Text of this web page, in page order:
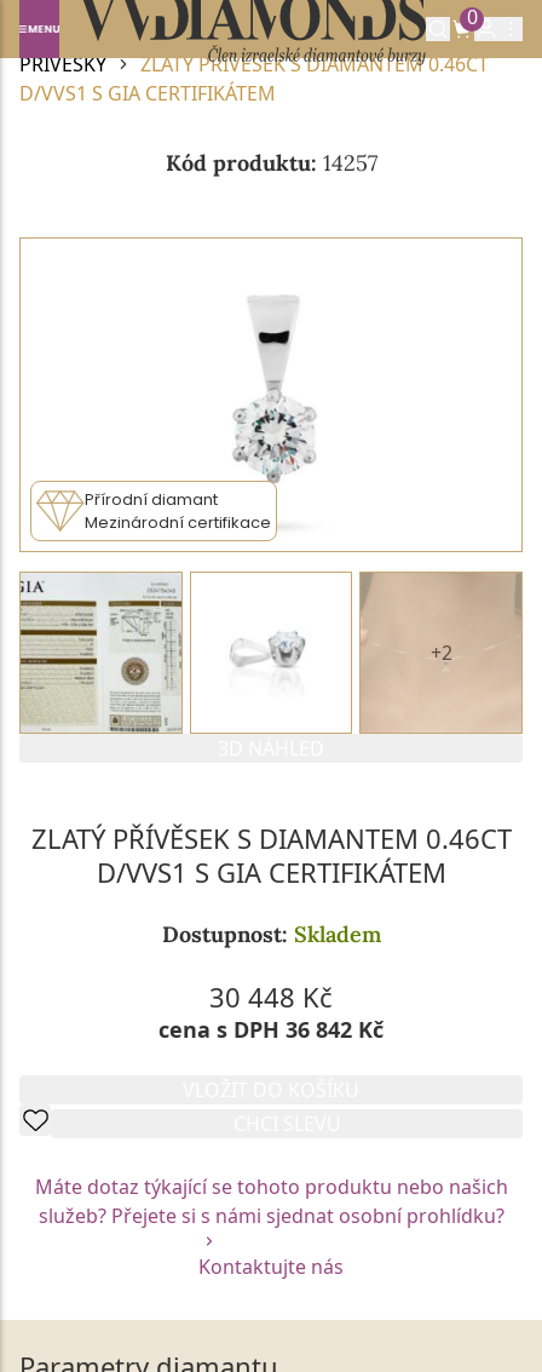
0
Domů DIAMANTOVÉ ŠPERKY
DIAMANTOVÉ
PŘÍVĚSKY
ZLATÝ PŘÍVĚSEK S DIAMANTEM 0.46CT
D/VVS1 S GIA CERTIFIKÁTEM
Kód produktu: 14257
Přírodní diamant
Mezinárodní certifikace
+2
ZLATÝ PŘÍVĚSEK S DIAMANTEM 0.46CT
D/VVS1 S GIA CERTIFIKÁTEM
Dostupnost: Skladem
30 448 Kč
cena s DPH 36 842 Kč
Máte dotaz týkající se tohoto produktu nebo našich
služeb? Přejete si s námi sjednat osobní prohlídku?
Kontaktujte nás